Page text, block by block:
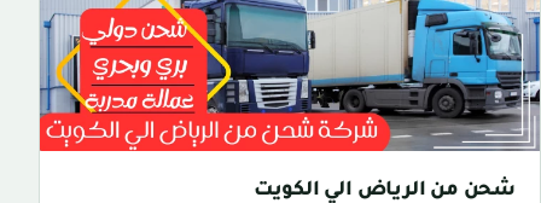
شحن من الرياض الي الكويت